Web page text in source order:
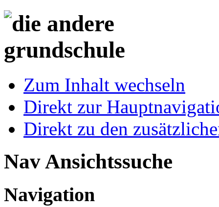
Zum Inhalt wechseln
Direkt zur
Direkt zu den
Nav Ansichtssuche
Navigation